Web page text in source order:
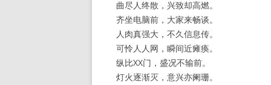
曲尽人终散，兴致却高燃。
齐坐电脑前，大家来畅谈。
人肉真强大，不久信息传。
可怜人人网，瞬间近瘫痪。
纵比XX门，盛况不输前。
灯火逐渐灭，意兴亦阑珊。